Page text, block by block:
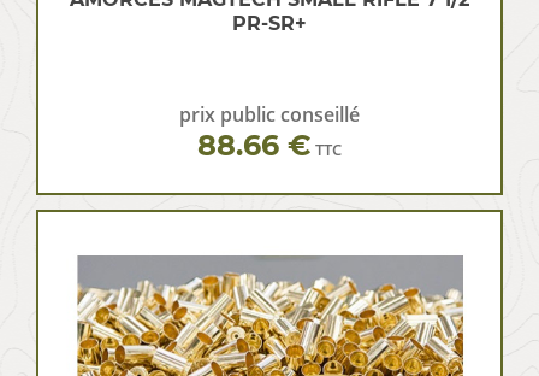
PR-SR+
prix public conseillé
88.66 € TTC